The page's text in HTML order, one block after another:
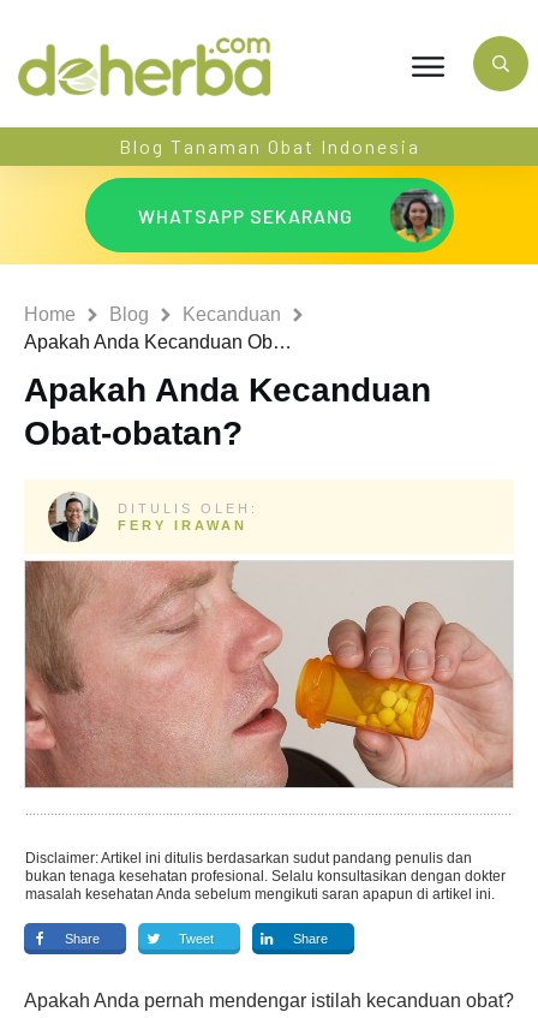
Blog Tanaman Obat Indonesia
WHATSAPP SEKARANG
Home Blog
Kecanduan
Apakah Anda Kecanduan Obat-obatan?
Apakah Anda Kecanduan
Obat-obatan?
DITULIS OLEH:
FERY IRAWAN
Disclaimer: Artikel ini ditulis berdasarkan sudut pandang penulis dan
bukan tenaga kesehatan profesional. Selalu konsultasikan dengan dokter
masalah kesehatan Anda sebelum mengikuti saran apapun di artikel ini.
Share Tweet Share
Apakah Anda pernah mendengar istilah kecanduan obat?